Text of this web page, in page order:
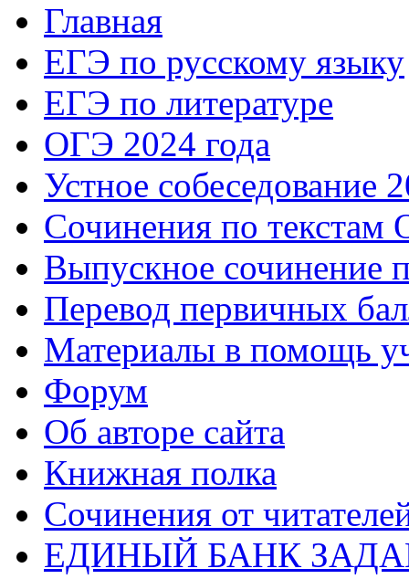
Главная
ЕГЭ по русскому языку
ЕГЭ по литературе
ОГЭ 2024 года
Устное собеседование
Сочинения по текстам
Выпускное сочинение
Перевод первичных
Материалы в помощь
Форум
Об авторе сайта
Книжная полка
Cочинения от
ЕДИНЫЙ БАНК